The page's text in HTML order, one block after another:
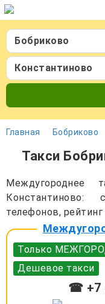
Бобриково
Константиново
Главная Бобриково
Такси
Междугороднее
Константиново:
телефонов,
Только
Дешевое такси
☎ +7